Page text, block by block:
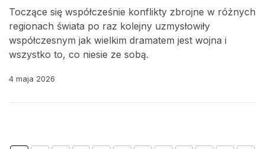
Toczące się współcześnie konflikty zbrojne w różnych
regionach świata po raz kolejny uzmysłowiły
współczesnym jak wielkim dramatem jest wojna i
wszystko to, co niesie ze sobą.
4 maja 2026